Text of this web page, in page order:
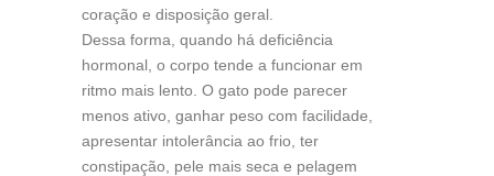
coração e disposição geral.
Dessa forma, quando há deficiência
hormonal, o corpo tende a funcionar em
ritmo mais lento. O gato pode parecer
menos ativo, ganhar peso com facilidade,
apresentar intolerância ao frio, ter
constipação, pele mais seca e pelagem